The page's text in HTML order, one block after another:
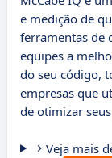
e medição de
ferramentas de
equipes a
do seu código,
empresas que
de otimizar
Veja mais